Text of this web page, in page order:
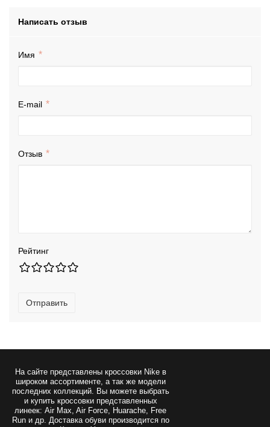
Написать отзыв
Имя
E-mail
Отзыв
Рейтинг
Отправить
На сайте представлены кроссовки Nikeв
широком ассортименте, а так же модели
последних коллекций. Вы можете выбрать
и купить кроссовки представленных
линеек: Air Max, Air Force, Huarache, Free
Run и др. Доставка обуви производится по